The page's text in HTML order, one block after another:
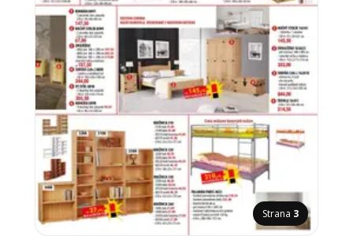
Strana 3